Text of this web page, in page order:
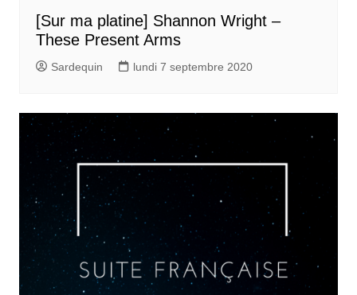
[Sur ma platine] Shannon Wright –
These Present Arms
Sardequin lundi 7 septembre 2020